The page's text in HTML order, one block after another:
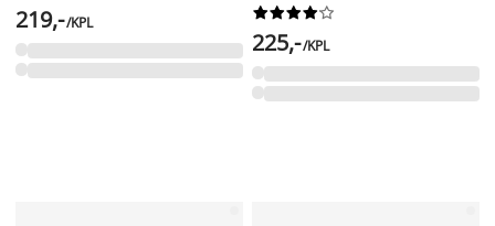
219,-/KPL






225,-/KPL